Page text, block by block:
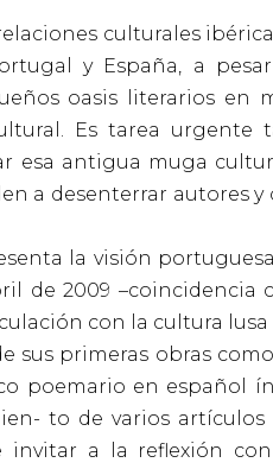
culturales
y España, a
oasis literarios en
Es tarea urgente
esa antigua muga
a desenterrar autores y
la visión
de 2009 –coincidencia
con la cultura lusa
sus primeras obras
poemario en español
to de varios artículos
a la reflexión